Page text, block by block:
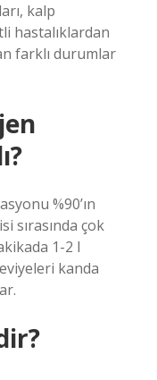
kalp
hastalıklardan
farklı durumlar
%90’ın
sırasında çok
1-2 l
kanda